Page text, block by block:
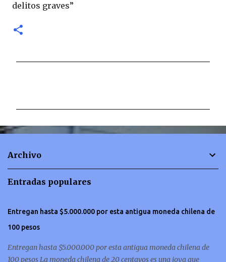
delitos graves”
n
Archivo
Entradas populares
Entregan hasta $5.000.000 por esta antigua moneda chilena de
100 pesos
Entregan hasta $5.000.000 por esta antigua moneda chilena de
100 pesos La moneda chilena de 20 centavos es una joya que